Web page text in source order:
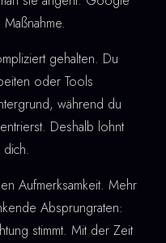
gehalten. Du
oder Tools
während du
Deshalb lohnt
Aufmerksamkeit. Mehr
Absprungraten:
stimmt. Mit der Zeit